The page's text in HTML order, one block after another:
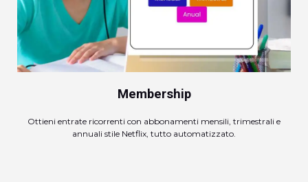
Membership
Ottieni entrate ricorrenti con abbonamenti mensili, trimestrali e
annuali stile Netflix, tutto automatizzato.